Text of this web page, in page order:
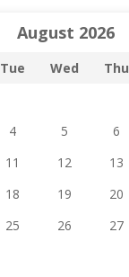
August 2026
Tue Wed Thu
4 5 6
11 12 13
18 19 20
25 26 27